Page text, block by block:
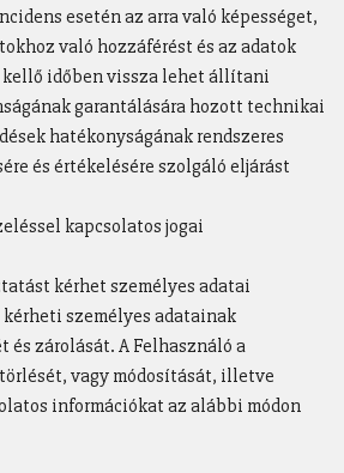
esetén az arra való képességet,
való hozzáférést és az adatok
időben vissza lehet állítani
garantálására hozott technikai
hatékonyságának rendszeres
és értékelésére szolgáló eljárást
kapcsolatos jogai
kérhet személyes adatai
személyes adatainak
zárolását. A Felhasználó a
vagy módosítását, illetve
információkat az alábbi módon